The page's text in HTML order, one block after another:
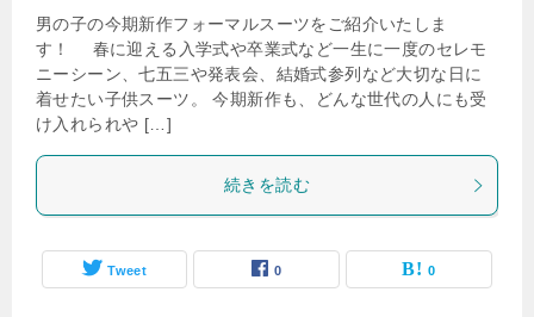
男の子の今期新作フォーマルスーツをご紹介いたしま
す！ 春に迎える入学式や卒業式など一生に一度のセレモ
ニーシーン、七五三や発表会、結婚式参列など大切な日に
着せたい子供スーツ。 今期新作も、どんな世代の人にも受
け入れられや […]
続きを読む
Tweet 0 0